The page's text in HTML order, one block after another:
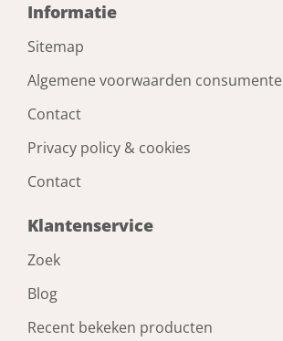
Informatie
Sitemap
Algemene voorwaarden
Contact
Privacy policy & cookies
Contact
Klantenservice
Zoek
Blog
Recent bekeken producten